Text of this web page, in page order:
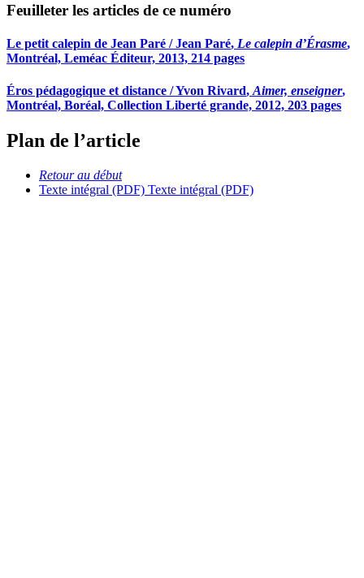
Feuilleter les articles de ce numéro
Le petit calepin de Jean Paré /Jean Paré, Le calepin d’Érasme,
Montréal, Leméac Éditeur, 2013, 214 pages
Éros pédagogique et distance /Yvon Rivard, Aimer, enseigner,
Montréal, Boréal, Collection Liberté grande, 2012, 203 pages
Plan de l’article
Retour au début
Texte intégral (PDF) Texte intégral (PDF)